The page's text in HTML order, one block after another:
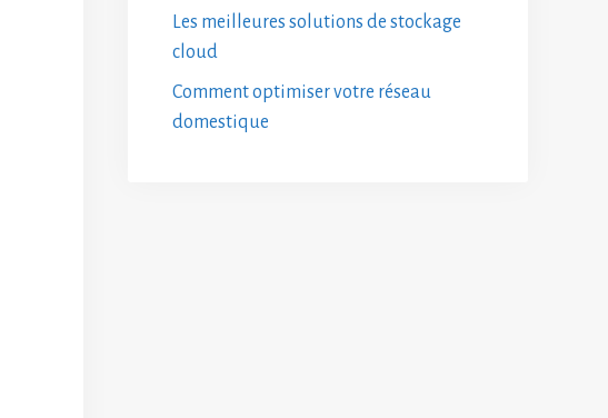
Les meilleures solutions de stockage
cloud
Comment optimiser votre réseau
domestique